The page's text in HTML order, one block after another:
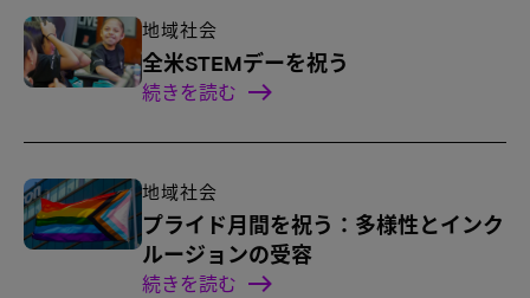
地域社会
全米STEMデーを祝う
続きを読む
地域社会
プライド月間を祝う：多様性とインク
ルージョンの受容
続きを読む